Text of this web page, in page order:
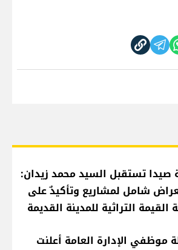
صيدا تستقبل السيد محمد زيدان:
شامل لمشاريع وتأكيدٌ على
القيمة التراثية للمدينة القديمة
موظفي الإدارة العامة أعلنت